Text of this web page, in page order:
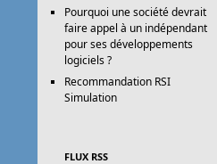
Pourquoi une société devrait
faire appel à un indépendant
pour ses développements
logiciels ?
Recommandation RSI
Simulation
FLUX RSS